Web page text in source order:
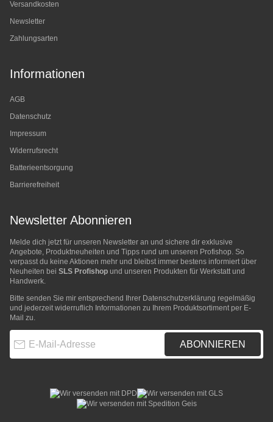
Versandkosten
Newsletter
Zahlungsarten
Informationen
AGB
Datenschutz
Impressum
Widerrufsrecht
Batterieentsorgung
Barrierefreiheit
Newsletter Abonnieren
Melde dich jetzt für unseren Newsletter an und sichere dir exklusive
Angebote, Produktneuheiten und Tipps rund um unseren Profishop. So
verpasst du keine Aktionen mehr und bleibst immer bestens informiert über
Neuheiten bei SLS Profishop und unseren Produkten für Werkstatt und
Handwerk.
Bitte senden Sie mir entsprechend Ihrer Datenschutzerklärung regelmäßig
und jederzeit widerruflich Informationen zu Ihrem Produktsortiment per E-
Mail zu.
ABONNIEREN